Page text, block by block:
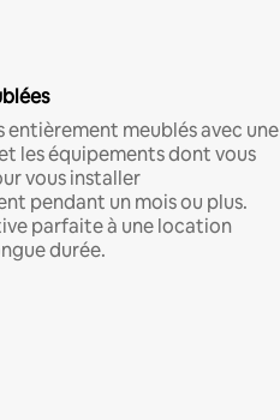
entièrement meublés avec une
les équipements dont vous
vous installer
pendant un mois ou plus.
parfaite à une location
durée.